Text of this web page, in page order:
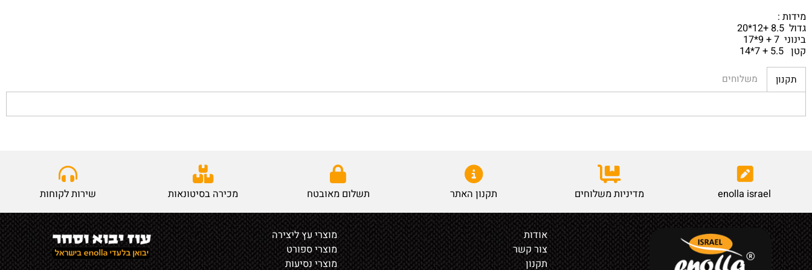
enolla israel מדיניות משלוחים תקנון האתר תשלום מאובטח מכירה בסיטונאות שירות לקוחות